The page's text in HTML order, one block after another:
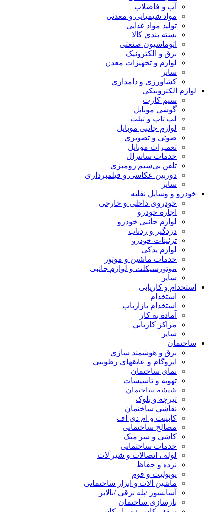
آب و فاضلاب
مواد شیمیایی و معدنی
تولید مواد غذایی
بسته بندی کالا
اتوماسیون صنعتی
برق و الکترونیک
لوازم و تجهیزات معدن
سایر
کشاورزی و دامداری
لوازم الکترونیکی
سیم کارت
گوشی موبایل
لپ تاپ و تبلت
لوازم جانبی موبایل
صوتی و تصویری
تعمیرات موبایل
خدمات سانترال
تلفن بی‌سیم رومیزی
دوربین عکاسی و فیلمبرداری
سایر
خودرو و وسایل نقلیه
خودروی داخلی و خارجی
اجاره خودرو
لوازم جانبی خودرو
دزدگیر و ردیاب
تزئینات خودرو
لوازم یدکی
خدمات ماشین و موتور
موتورسیکلت و لوازم جانبی
سایر
استخدام و کاریابی
استخدام
استخدام بازاریاب
آماده به کار
مراکز کاریابی
سایر
ساختمان
برق و هوشمند سازی
ایزوگام و عایقهای رطوبتی
نمای ساختمان
تهویه و تاسیسات
شیشه ساختمان
تیرچه و بلوک
نقاشی ساختمان
کابینت و ام دی اف
مصالح ساختمانی
کاشی و سرامیک
خدمات ساختمانی
لوله ، اتصالات و شیرآلات
نرده و حفاظ
یونولیت و فوم
ماشین آلات و ابزار ساختمانی
آسانسور /پله برقی /بالابر
بازسازی ساختمان